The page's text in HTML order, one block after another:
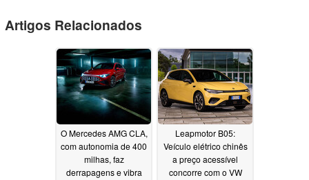
Artigos Relacionados
O Mercedes AMG CLA,
com autonomia de 400
milhas, faz
derrapagens e vibra
Leapmotor B05:
Veículo elétrico chinês
a preço acessível
concorre com o VW